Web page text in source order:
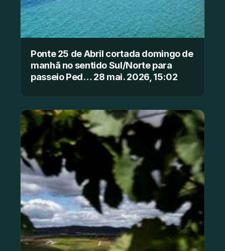
Ponte 25 de Abril cortada domingo de
manhã no sentido Sul/Norte para
passeio Ped… 28 mai. 2026, 15:02